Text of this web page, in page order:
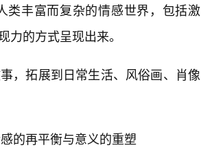
类丰富而复杂的情感世界，包括激
的方式呈现出来。
，拓展到日常生活、风俗画、肖像
的再平衡与意义的重塑